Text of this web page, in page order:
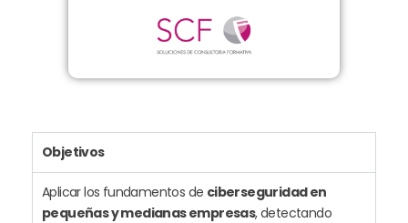
Objetivos
Aplicar los fundamentos de ciberseguridad en
pequeñas y medianas empresas, detectando